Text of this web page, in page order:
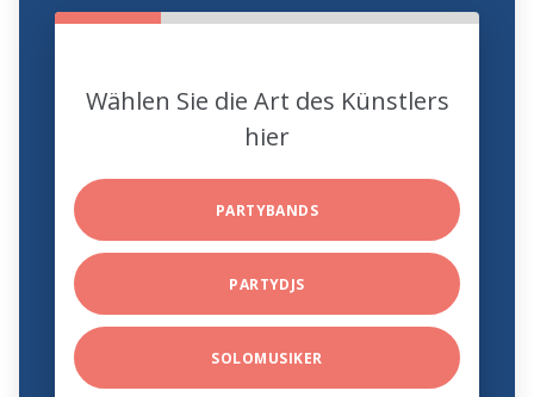
Wählen Sie die Art des Künstlers
hier
PARTYBANDS
PARTYDJS
SOLOMUSIKER